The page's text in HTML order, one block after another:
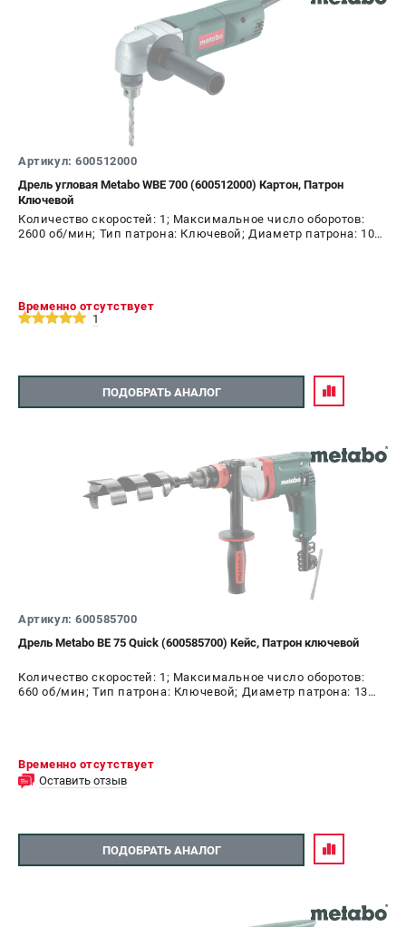
Артикул: 600512000
Дрель угловая Metabo WBE 700 (600512000) Картон, Патрон
Ключевой
Количество скоростей: 1; Максимальное число оборотов:
2600 об/мин; Тип патрона: Ключевой; Диаметр патрона: 10
Временно отсутствует
1
ПОДОБРАТЬ АНАЛОГ
Артикул: 600585700
Дрель Metabo BE 75 Quick (600585700) Кейс, Патрон ключевой
Количество скоростей: 1; Максимальное число оборотов:
660 об/мин; Тип патрона: Ключевой; Диаметр патрона: 13
Временно отсутствует
Оставить отзыв
ПОДОБРАТЬ АНАЛОГ